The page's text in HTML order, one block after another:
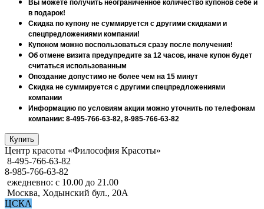
Вы можете получить неограниченное количество купонов себе и
в подарок!
Скидка по купону не суммируется с другими скидками и
спецпредложениями компании!
Купоном можно воспользоваться сразу после получения!
Об отмене визита предупредите за 12 часов, иначе купон будет
считаться использованным
Опоздание допустимо не более чем на 15 минут
Скидка не суммируется с другими спецпредложениями
компании
Информацию по условиям акции можно уточнить по телефонам
компании: 8-495-766-63-82, 8-985-766-63-82
Центр красоты «Философия Красоты»
8-495-766-63-82
8-985-766-63-82
ежедневно: с 10.00 до 21.00
Москва, Ходынский бул., 20А
ЦСКА